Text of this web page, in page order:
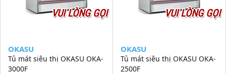
VUI LÒNG GỌI
OKASU
Tủ mát siêu thị OKASU OKA-
3000F
VUI LÒNG GỌI
OKASU
Tủ mát siêu thị OKASU OKA-
2500F